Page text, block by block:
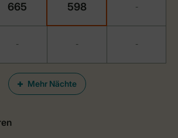
Mehr Nächte
665 598 -
- - -